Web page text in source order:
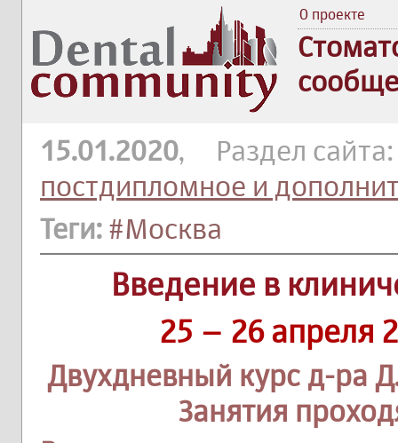
О проекте
15.01.2020, Раздел
постдипломное и
Теги: #Москва
Введение в
25 – 26 апреля
Двухдневный курс д-ра
Занятия